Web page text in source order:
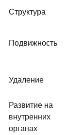
Структура
Подвижность
Удаление
Развитие на
внутренних
органах